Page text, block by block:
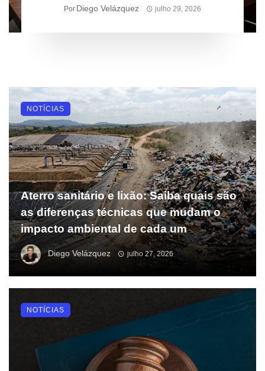
prioridades para empresas
Por Diego Velázquez julho 29, 2026
Aterro sanitário e lixão: Saiba quais são
as diferenças técnicas que mudam o
impacto ambiental de cada um
Diego Velázquez julho 27, 2026
NOTÍCIAS
NOTÍCIAS